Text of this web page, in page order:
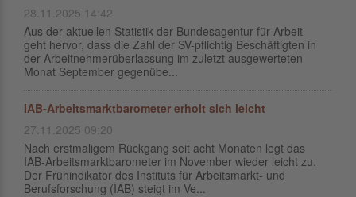
28.11.2025 14:42
Aus der aktuellen Statistik der Bundesagentur für Arbeit
geht hervor, dass die Zahl der SV-pflichtig Beschäftigten in
der Arbeitnehmerüberlassung im zuletzt ausgewerteten
Monat September gegenübe...
IAB-Arbeitsmarktbarometer erholt sich leicht
27.11.2025 09:20
Nach erstmaligem Rückgang seit acht Monaten legt das
IAB-Arbeitsmarktbarometer im November wieder leicht zu.
Der Frühindikator des Instituts für Arbeitsmarkt- und
Berufsforschung (IAB) steigt im Ve...